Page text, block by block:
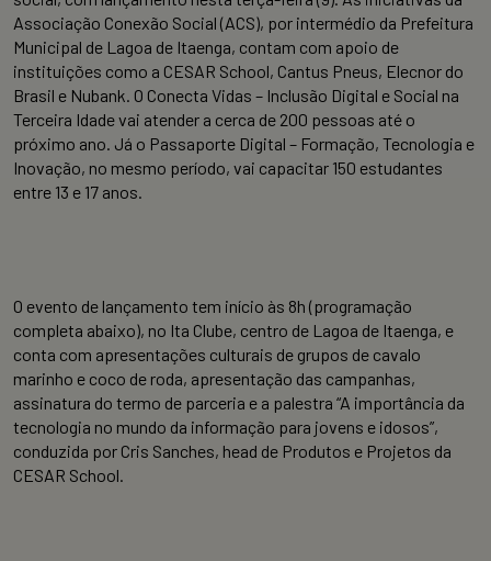
Associação Conexão Social (ACS), por intermédio da Prefeitura
Municipal de Lagoa de Itaenga, contam com apoio de
instituições como a CESAR School, Cantus Pneus, Elecnor do
Brasil e Nubank. O Conecta Vidas – Inclusão Digital e Social na
Terceira Idade vai atender a cerca de 200 pessoas até o
próximo ano. Já o Passaporte Digital – Formação, Tecnologia e
Inovação, no mesmo período, vai capacitar 150 estudantes
entre 13 e 17 anos.
O evento de lançamento tem início às 8h (programação
completa abaixo), no Ita Clube, centro de Lagoa de Itaenga, e
conta com apresentações culturais de grupos de cavalo
marinho e coco de roda, apresentação das campanhas,
assinatura do termo de parceria e a palestra “A importância da
tecnologia no mundo da informação para jovens e idosos”,
conduzida por Cris Sanches, head de Produtos e Projetos da
CESAR School.